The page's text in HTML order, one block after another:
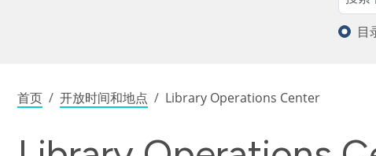
目
面包屑
首页 开放时间和地点 Library Operations Center